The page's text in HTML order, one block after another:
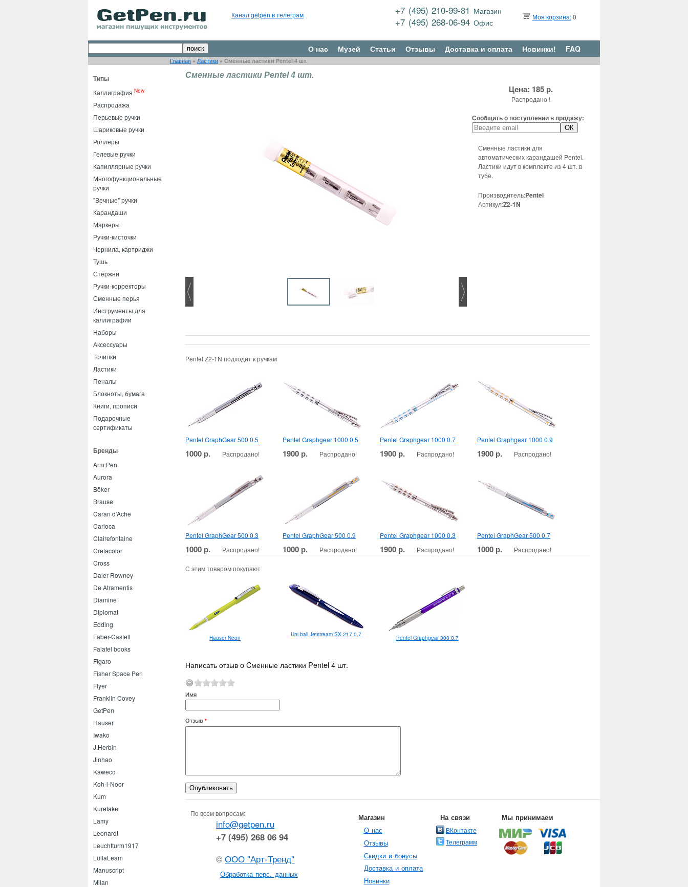
Канал getpen в телеграм +7 (495) 210-99-81 Магазин
+7 (495) 268-06-94Офис
Моя корзина:0
О нас Музей Статьи Отзывы Доставка и оплата Новинки! FAQ
Главная » Ластики » Cменные ластики Pentel 4 шт.
Типы
Каллиграфия New
Распродажа
Перьевые ручки
Шариковые ручки
Роллеры
Гелевые ручки
Капиллярные ручки
Многофункциональные
ручки
"Вечные" ручки
Карандаши
Маркеры
Ручки-кисточки
Чернила, картриджи
Тушь
Стержни
Ручки-корректоры
Сменные перья
Инструменты для
каллиграфии
Наборы
Аксессуары
Точилки
Ластики
Пеналы
Блокноты, бумага
Книги, прописи
Подарочные
сертификаты
Бренды
Arm.Pen
Aurora
Böker
Brause
Caran d’Ache
Carioca
Clairefontaine
Cretacolor
Cross
Daler Rowney
De Atramentis
Diamine
Diplomat
Edding
Faber-Castell
Falafel books
Figaro
Fisher Space Pen
Flyer
Franklin Covey
GetPen
Hauser
Iwako
J.Herbin
Jinhao
Kaweco
Koh-i-Noor
Kum
Kuretake
Lamy
Leonardt
Leuchtturm1917
LullaLeam
Manuscript
Milan
Cменные ластики Pentel 4 шт.
Цена: 185 р.
Распродано !
Сообщить о поступлении в продажу:
Сменные ластики для
автоматических карандашей Pentel.
Ластики идут в комплекте из 4 шт. в
тубе.
Производитель:Pentel
Артикул:Z2-1N
Pentel Z2-1N подходит к ручкам
Pentel GraphGear 500 0.5
1000 р. Распродано!
Pentel Graphgear 1000 0.5
1900 р. Распродано!
Pentel Graphgear 1000 0.7
1900 р. Распродано!
Pentel Graphgear 1000 0.9
1900 р. Распродано!
Pentel GraphGear 500 0.3
1000 р. Распродано!
Pentel GraphGear 500 0.9
1000 р. Распродано!
Pentel Graphgear 1000 0.3
1900 р. Распродано!
Pentel GraphGear 500 0.7
1000 р. Распродано!
С этим товаром покупают
Hauser Neon Uni-ball Jetstream SX-217 0.7 Pentel Graphgear 300 0.7
Написать отзыв o Cменные ластики Pentel 4 шт.
Имя
Отзыв *
По всем вопросам:
info@getpen.ru
+7 (495) 268 06 94
©ООО "Арт-Тренд"
Обработка перс. данных
Магазин
О нас
Отзывы
Скидки и бонусы
Доставка и оплата
Новинки
На связи
ВКонтакте
Телеграмм
Мы принимаем